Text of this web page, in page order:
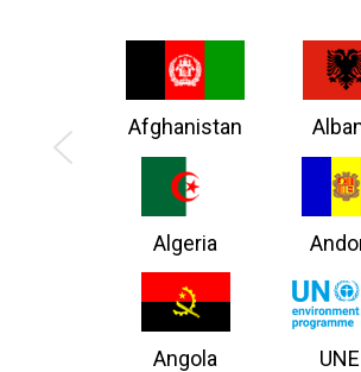
Afghanistan
Algeria
Angola